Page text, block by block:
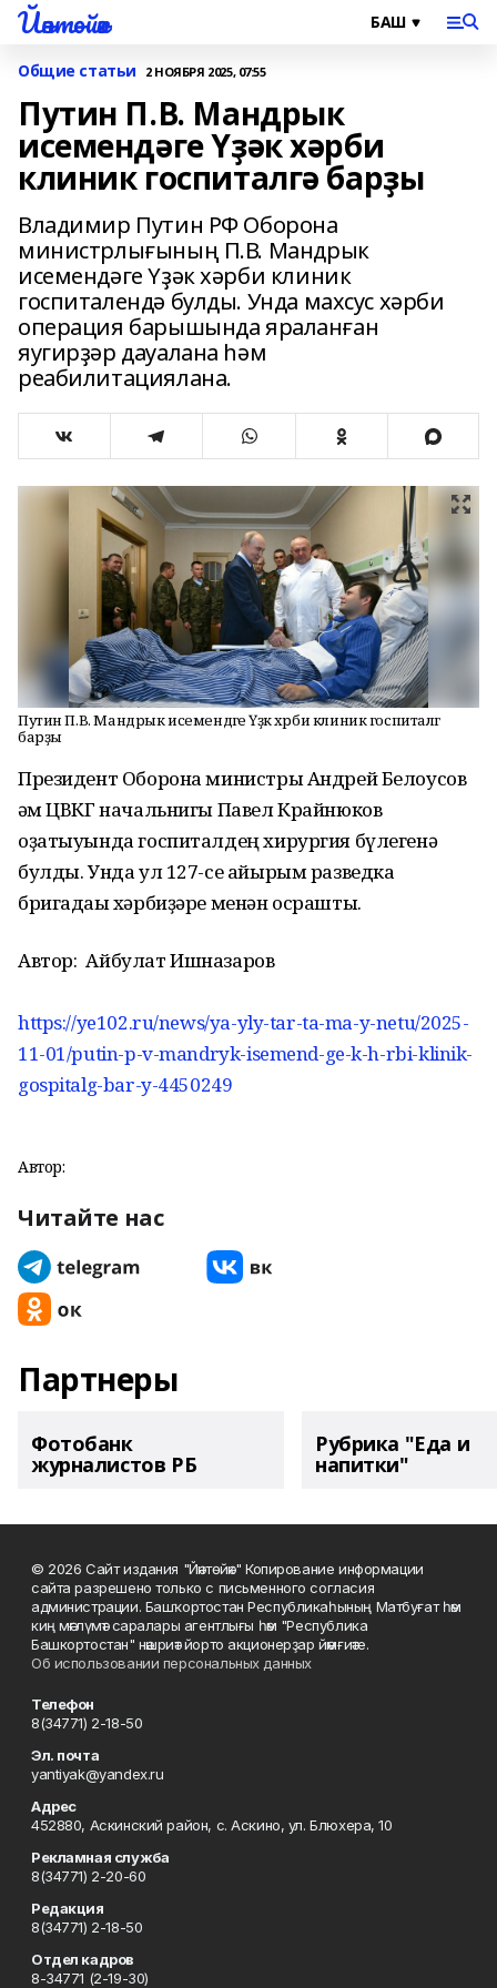
Йәнтөйәк
Общие статьи 2 НОЯБРЯ 2025, 07:55
Путин П.В. Мандрык
исемендәге Үҙәк хәрби
клиник госпиталгә барҙы
Владимир Путин РФ Оборона
министрлығының П.В. Мандрык
исемендәге Үҙәк хәрби клиник
госпиталендә булды. Унда махсус хәрби
операция барышында яраланған
яугирҙәр дауалана һәм
реабилитациялана.
Путин П.В. Мандрык исемендәге Үҙәк хәрби клиник госпиталгә
барҙы
Президент Оборона министры Андрей Белоусов
һәм ЦВКГ начальнигы Павел Крайнюков
оҙатыуында госпиталдең хирургия бүлегенә
булды. Унда ул 127-се айырым разведка
бригадаһы хәрбиҙәре менән осрашты.
Автор: Айбулат Ишназаров
https://ye102.ru/news/ya-yly-tar-ta-ma-y-netu/2025-
11-01/putin-p-v-mandryk-isemend-ge-k-h-rbi-klinik-
gospitalg-bar-y-4450249
Автор:
Читайте нас
Партнеры
Фотобанк
журналистов РБ
Рубрика "Еда и
напитки"
© 2026 Сайт издания "Йәнтөйәк" Копирование информации
сайта разрешено только с письменного согласия
администрации. Башҡортостан Республикаһының Матбуғат һәм
киң мәғлүмәт саралары агентлығы һәм "Республика
Башкортостан" нәшриәт йорто акционерҙар йәмғиәте.
Об использовании персональных данных
Телефон
8(34771) 2-18-50
Эл. почта
yantiyak@yandex.ru
Адрес
452880, Аскинский район, с. Аскино, ул. Блюхера, 10
Рекламная служба
8(34771) 2-20-60
Редакция
8(34771) 2-18-50
Отдел кадров
8-34771 (2-19-30)